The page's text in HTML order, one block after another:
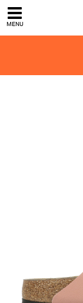
MENU